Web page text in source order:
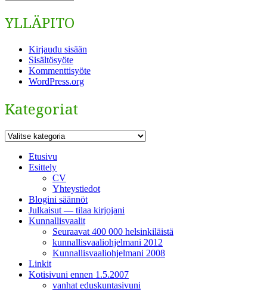
YLLÄPITO
Kirjaudu sisään
Sisältösyöte
Kommenttisyöte
WordPress.org
Kategoriat
Kategoriat
Etusivu
Esittely
CV
Yhteystiedot
Blogini säännöt
Julkaisut — tilaa kirjojani
Kunnallisvaalit
Seuraavat 400 000 helsinkiläistä
kunnallisvaaliohjelmani 2012
Kunnallisvaaliohjelmani 2008
Linkit
Kotisivuni ennen 1.5.2007
vanhat eduskuntasivuni